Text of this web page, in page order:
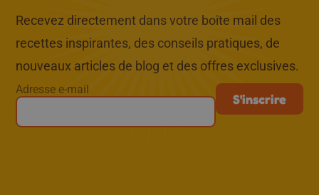
Recevez directement dans votre boîte mail des
recettes inspirantes, des conseils pratiques, de
nouveaux articles de blog et des offres exclusives.
Adresse e-mail